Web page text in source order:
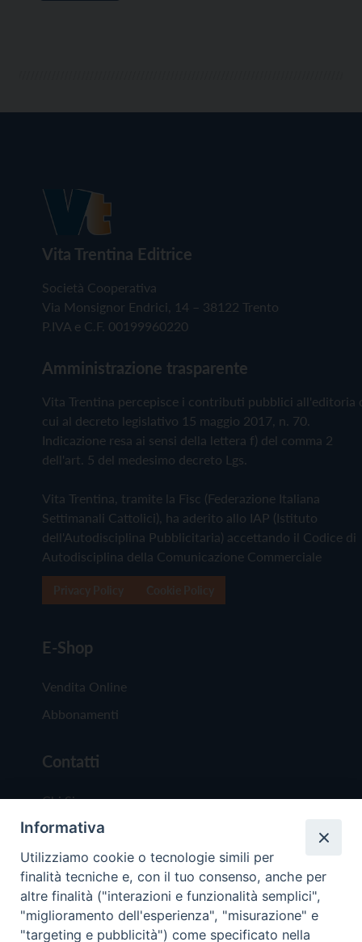
Vita Trentina Editrice
Società Cooperativa
Via Monsignor Endrici, 14 – 38122 Trento
P.IVA e C.F. 00199960220
Amministrazione trasparente
Vita Trentina percepisce i contributi pubblici all'editoria
cui al decreto legislativo 15 maggio 2017, n. 70.
Indicazione resa ai sensi della lettera f) del comma 2
dell'art. 5 del medesimo decreto Lgs.
Vita Trentina, tramite la Fisc (Federazione Italiana
Settimanali Cattolici), ha aderito allo IAP (Istituto
dell'Autodisciplina Pubblicitaria) accettando il Codice di
Autodisciplina della Comunicazione Commerciale
E-Shop
Vendita Online
Abbonamenti
Contatti
Chi Siamo
Redazione
Scrivici
Informativa
Utilizziamo cookie o tecnologie simili per
finalità tecniche e, con il tuo consenso, anche per
altre finalità ("interazioni e funzionalità semplici",
"miglioramento dell'esperienza", "misurazione" e
"targeting e pubblicità") come specificato nella